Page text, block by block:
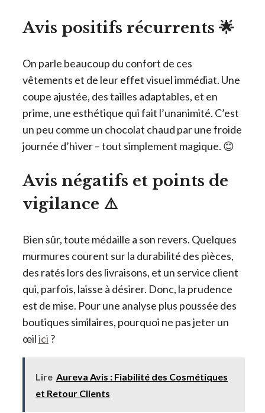
Avis positifs récurrents 🌟
On parle beaucoup du confort de ces
vêtements et de leur effet visuel immédiat. Une
coupe ajustée, des tailles adaptables, et en
prime, une esthétique qui fait l’unanimité. C’est
un peu comme un chocolat chaud par une froide
journée d’hiver – tout simplement magique. 😊
Avis négatifs et points de
vigilance ⚠️
Bien sûr, toute médaille a son revers. Quelques
murmures courent sur la durabilité des pièces,
des ratés lors des livraisons, et un service client
qui, parfois, laisse à désirer. Donc, la prudence
est de mise. Pour une analyse plus poussée des
boutiques similaires, pourquoi ne pas jeter un
œilici ?
Lire Aureva Avis : Fiabilité des Cosmétiques
et Retour Clients